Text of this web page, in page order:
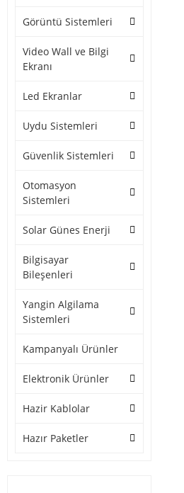
Görüntü Sistemleri
Video Wall ve Bilgi
Ekranı
Led Ekranlar
Uydu Sistemleri
Güvenlik Sistemleri
Otomasyon
Sistemleri
Solar Günes Enerji
Bilgisayar
Bileşenleri
Yangin Algilama
Sistemleri
Kampanyalı Ürünler
Elektronik Ürünler
Hazir Kablolar
Hazır Paketler